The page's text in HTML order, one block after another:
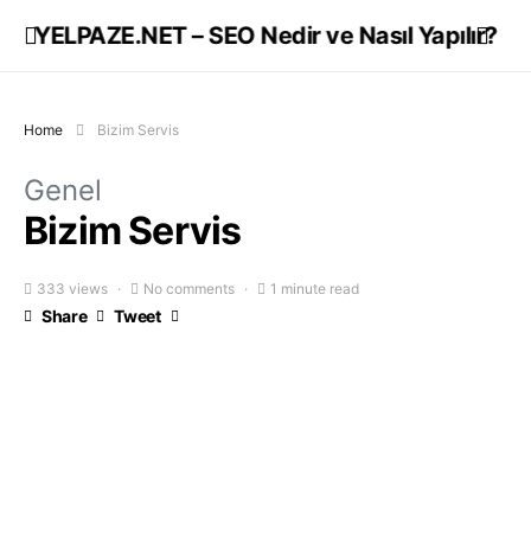
YELPAZE.NET – SEO Nedir ve Nasıl Yapılır?
Home Bizim Servis
Genel
Bizim Servis
333 views No comments 1 minute read
Share Tweet